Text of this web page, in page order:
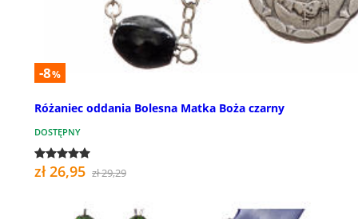
-8%
Różaniec oddania Bolesna Matka Boża czarny
DOSTĘPNY
zł 26,95 zł 29,29